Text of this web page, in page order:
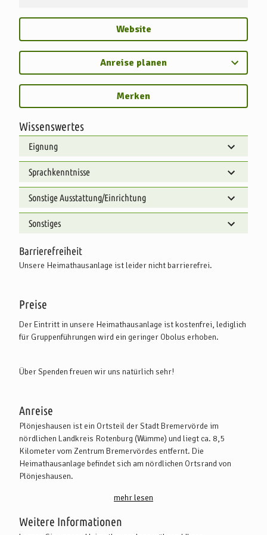
Wissenswertes
Eignung
Sprachkenntnisse
Sonstige Ausstattung/Einrichtung
Sonstiges
Barrierefreiheit
Unsere Heimathausanlage ist leider nicht barrierefrei.
Preise
Der Eintritt in unsere Heimathausanlage ist kostenfrei, lediglich
für Gruppenführungen wird ein geringer Obolus erhoben.
Über Spenden freuen wir uns natürlich sehr!
Anreise
Plönjeshausen ist ein Ortsteil der Stadt Bremervörde im
nördlichen Landkreis Rotenburg (Wümme) und liegt ca. 8,5
Kilometer vom Zentrum Bremervördes entfernt. Die
Heimathausanlage befindet sich am nördlichen Ortsrand von
Plönjeshausen.
Beverstedt) und der B 71 über Beverstedt, Basdahl, Bremervörde
mehr lesen
Weitere Informationen
Website
Anreise planen
Merken